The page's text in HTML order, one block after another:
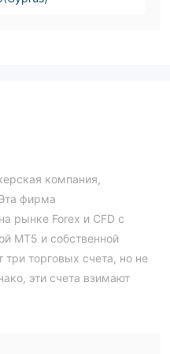
компания,
фирма
рынке Forex и CFD с
MT5 и собственной
три торговых счета, но не
эти счета взимают